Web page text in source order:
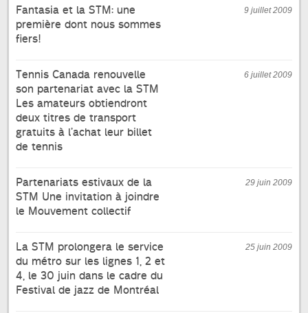
9 juillet 2009
Fantasia et la STM: une
première dont nous sommes
fiers!
6 juillet 2009
Tennis Canada renouvelle
son partenariat avec la STM
Les amateurs obtiendront
deux titres de transport
gratuits à l’achat leur billet
de tennis
29 juin 2009
Partenariats estivaux de la
STM Une invitation à joindre
le Mouvement collectif
25 juin 2009
La STM prolongera le service
du métro sur les lignes 1, 2 et
4, le 30 juin dans le cadre du
Festival de jazz de Montréal